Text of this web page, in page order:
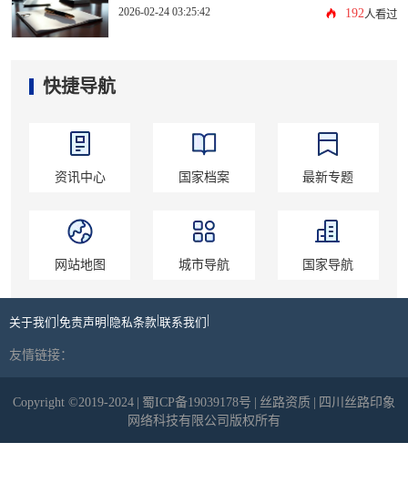
2026-02-24 03:25:42 192 人看过
快捷导航
资讯中心 国家档案 最新专题
网站地图 城市导航 国家导航
关于我们 |免责声明 | 隐私条款|联系我们 |
友情链接：
Copyright ©2019-2024 | 蜀ICP备19039178号 | 丝路资质 | 四川丝路印象
网络科技有限公司版权所有